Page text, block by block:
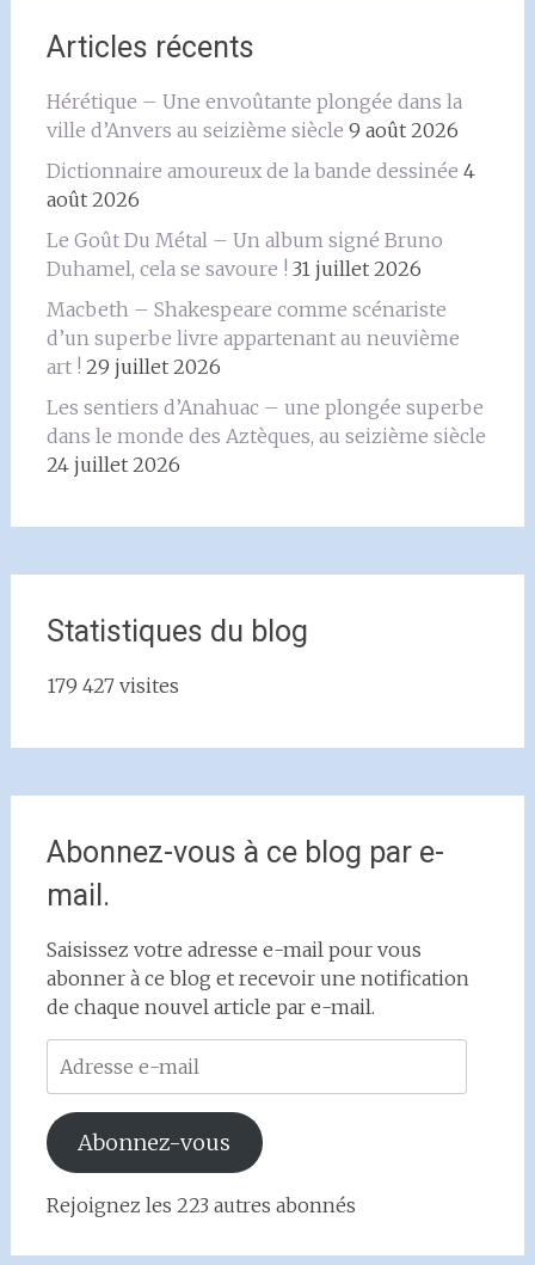
Articles récents
Hérétique – Une envoûtante plongée dans la
ville d’Anvers au seizième siècle 9 août 2026
Dictionnaire amoureux de la bande dessinée 4
août 2026
Le Goût Du Métal – Un album signé Bruno
Duhamel, cela se savoure ! 31 juillet 2026
Macbeth – Shakespeare comme scénariste
d’un superbe livre appartenant au neuvième
art ! 29 juillet 2026
Les sentiers d’Anahuac – une plongée superbe
dans le monde des Aztèques, au seizième siècle
24 juillet 2026
Statistiques du blog
179 427 visites
Abonnez-vous à ce blog par e-
mail.
Saisissez votre adresse e-mail pour vous
abonner à ce blog et recevoir une notification
de chaque nouvel article par e-mail.
Adresse
e-
mail
Abonnez-vous
Rejoignez les 223 autres abonnés